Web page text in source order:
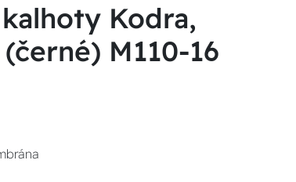
kalhoty Kodra,
M110-16